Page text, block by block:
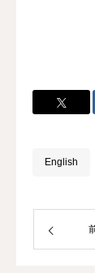
English